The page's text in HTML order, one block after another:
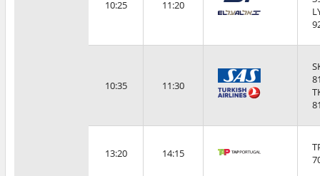
10:25 11:20
10:35 11:30
13:20 14:15